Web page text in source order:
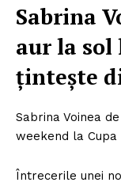
Sabrina
aur la sol
țintește
Sabrina Voinea
weekend la Cupa
Întrecerile unei